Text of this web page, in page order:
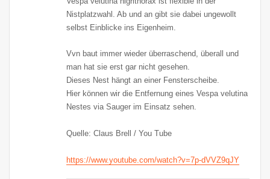
Nistplatzwahl. Ab und an gibt sie dabei ungewollt
selbst Einblicke ins Eigenheim.
Vvn baut immer wieder überraschend, überall und
man hat sie erst gar nicht gesehen.
Dieses Nest hängt an einer Fensterscheibe.
Hier können wir die Entfernung eines Vespa velutina
Nestes via Sauger im Einsatz sehen.
Quelle: Claus Brell / You Tube
https://www.youtube.com/watch?v=7p-dVVZ9qJY